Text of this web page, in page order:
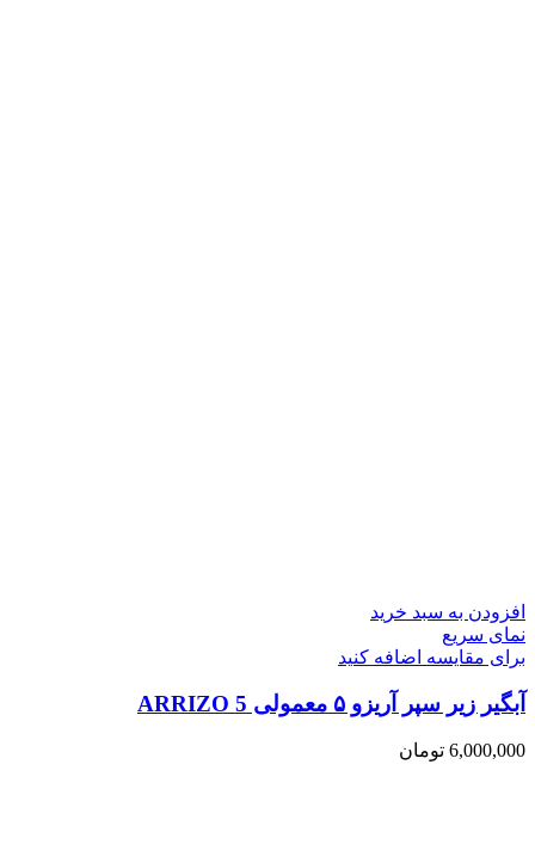
افزودن به سبد خرید
نمای سریع
برای مقایسه اضافه کنید
آبگیر زیر سپر آریزو ۵ معمولی ARRIZO 5
6,000,000 تومان